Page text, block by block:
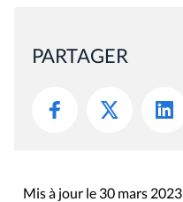
PARTAGER
Mis à jour le 30 mars 2023